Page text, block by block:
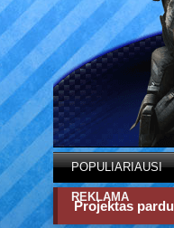
POPULIARIAUSI
REKLAMA
Projektas